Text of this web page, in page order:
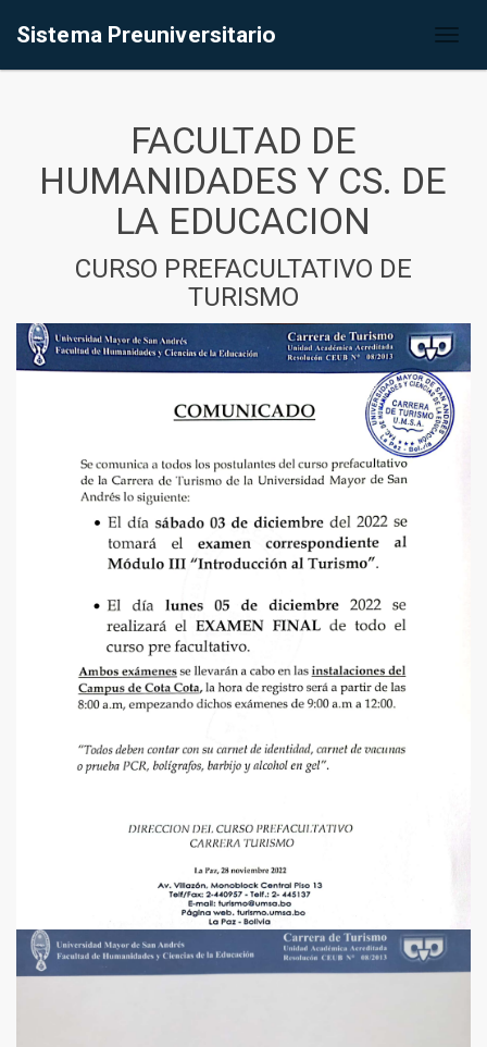
Sistema Preuniversitario
FACULTAD DE
HUMANIDADES Y CS. DE
LA EDUCACION
CURSO PREFACULTATIVO DE
TURISMO